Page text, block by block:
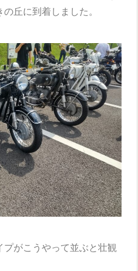
丘に到着しました。
がこうやって並ぶと壮観